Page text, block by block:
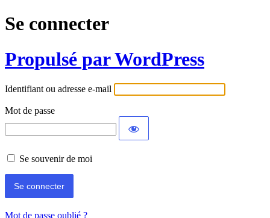
Se connecter
Propulsé par WordPress
Identifiant ou adresse e-mail
Mot de passe
Se souvenir de moi
Mot de passe oublié ?